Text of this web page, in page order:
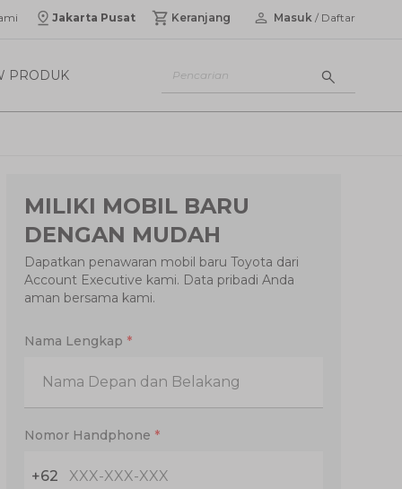
Jakarta Pusat Keranjang Masuk / Daftar
PRODUK
MILIKI MOBIL BARU
DENGAN MUDAH
Dapatkan penawaran mobil baru Toyota dari
Account Executive kami. Data pribadi Anda
aman bersama kami.
Nama Lengkap *
Nomor Handphone *
+62